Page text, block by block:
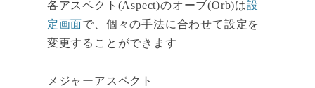
各アスペクト(Aspect)のオーブ(Orb)は設
定画面で、個々の手法に合わせて設定を
変更することができます
メジャーアスペクト